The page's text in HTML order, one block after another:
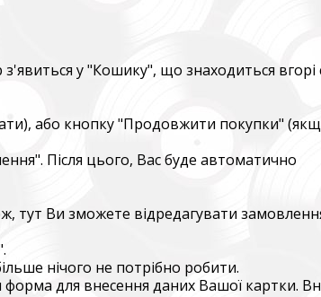
у "Кошику", що знаходиться вгорі
або кнопку "Продовжити покупки"
Після цього, Вас буде автоматично
тут Ви зможете відредагувати
нічого не потрібно робити.
для внесення даних Вашої картки.
та розвідки.
of the military,
відповідно до
in accordance
that are already